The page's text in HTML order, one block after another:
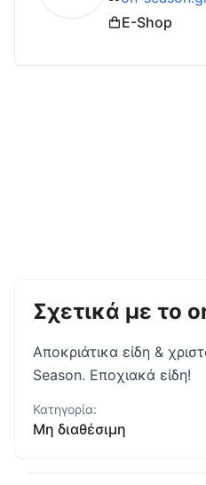
E-Shop
Σχετικά με το
Αποκριάτικα είδη &
Season. Εποχιακά είδη!
Κατηγορία:
Μη διαθέσιμη